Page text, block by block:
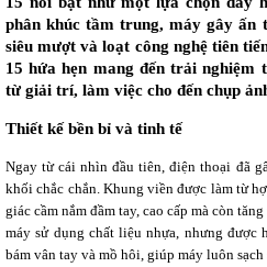
phân khúc tầm trung, máy gây ấn
siêu mượt và loạt công nghệ tiên
15 hứa hẹn mang đến trải nghiệm
từ giải trí, làm việc cho đến chụp
Thiết kế bền bỉ và tinh tế
Ngay từ cái nhìn đầu tiên, điện thoại đã
khối chắc chắn. Khung viền được làm từ
giác cầm nắm đầm tay, cao cấp mà còn
máy sử dụng chất liệu nhựa, nhưng được
bám vân tay và mồ hôi, giúp máy luôn sạch